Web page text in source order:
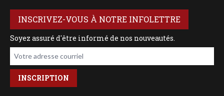
INSCRIVEZ-VOUS À NOTRE INFOLETTRE
Soyez assuré d'être informé de nos nouveautés.
Votre adresse courriel